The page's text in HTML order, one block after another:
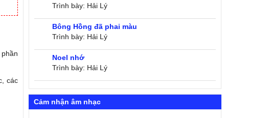
các
Trình bày: Hải Lý
Bông Hồng đã phai màu
Trình bày: Hải Lý
Noel nhớ
Trình bày: Hải Lý
Cảm nhận âm nhạc